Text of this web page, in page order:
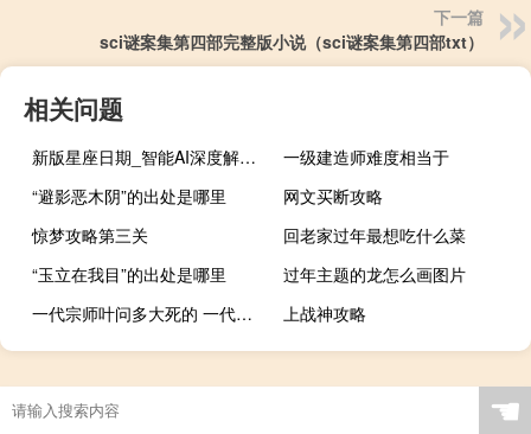
下一篇
sci谜案集第四部完整版小说（sci谜案集第四部txt）
相关问题
新版星座日期_智能AI深度解析_百度移动统计版.223.434
一级建造师难度相当于
“避影恶木阴”的出处是哪里
网文买断攻略
惊梦攻略第三关
回老家过年最想吃什么菜
“玉立在我目”的出处是哪里
过年主题的龙怎么画图片
一代宗师叶问多大死的 一代宗师叶问是怎么死的
上战神攻略
☚